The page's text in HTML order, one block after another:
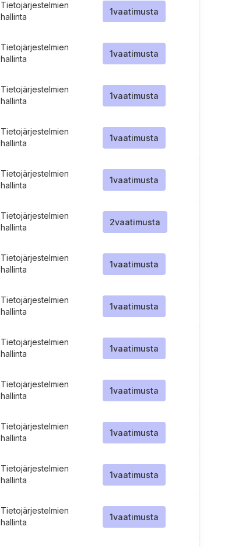
Tietojärjestelmien
hallinta
1vaatimusta
Tietojärjestelmien
hallinta
1vaatimusta
Tietojärjestelmien
hallinta
1vaatimusta
Tietojärjestelmien
hallinta
1vaatimusta
Tietojärjestelmien
hallinta
1vaatimusta
Tietojärjestelmien
hallinta
2vaatimusta
Tietojärjestelmien
hallinta
1vaatimusta
Tietojärjestelmien
hallinta
1vaatimusta
Tietojärjestelmien
hallinta
1vaatimusta
Tietojärjestelmien
hallinta
1vaatimusta
Tietojärjestelmien
hallinta
1vaatimusta
Tietojärjestelmien
hallinta
1vaatimusta
Tietojärjestelmien
hallinta
1vaatimusta